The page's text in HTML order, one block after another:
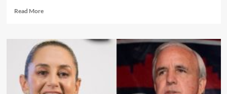
Read MoreRead
El
Quehacer
a
través///Jose
Alberto